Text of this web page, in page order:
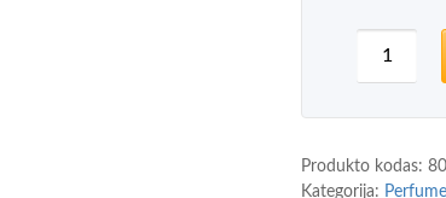
Produkto kodas:
Kategorija: